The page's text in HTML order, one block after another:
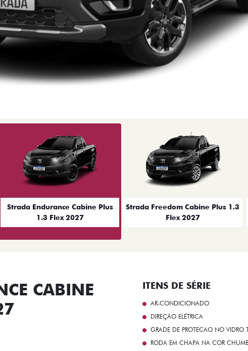
Strada Endurance Cabine Plus
1.3 Flex 2027
Strada Freedom Cabine Plus 1.3
Flex 2027
CABINE
ITENS DE SÉRIE
AR-CONDICIONADO
DIREÇÃO ELÉTRICA
GRADE DE PROTECAO NO VIDRO
RODA EM CHAPA NA COR